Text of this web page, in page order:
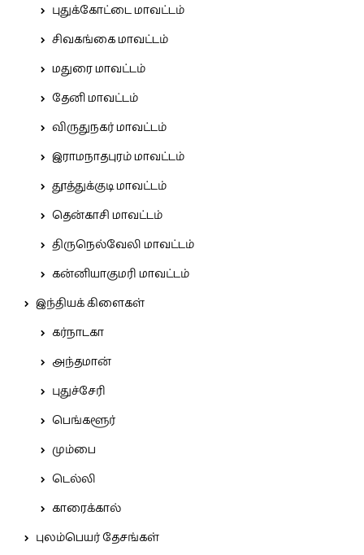
புதுக்கோட்டை மாவட்டம்
சிவகங்கை மாவட்டம்
மதுரை மாவட்டம்
தேனி மாவட்டம்
விருதுநகர் மாவட்டம்
இராமநாதபுரம் மாவட்டம்
தூத்துக்குடி மாவட்டம்
தென்காசி மாவட்டம்
திருநெல்வேலி மாவட்டம்
கன்னியாகுமரி மாவட்டம்
இந்தியக் கிளைகள்
கர்நாடகா
அந்தமான்
புதுச்சேரி
பெங்களூர்
மும்பை
டெல்லி
காரைக்கால்
புலம்பெயர் தேசங்கள்